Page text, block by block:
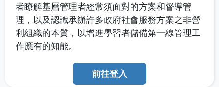
者瞭解基層管理者經常須面對的方案和督導管
理，以及認識承辦許多政府社會服務方案之非營
利組織的本質，以增進學習者儲備第一線管理工
作應有的知能。
前往登入